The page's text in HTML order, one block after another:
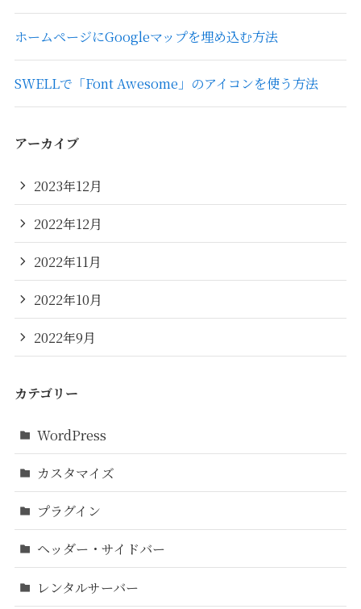
ホームページにGoogleマップを埋め込む方法
SWELLで「Font Awesome」のアイコンを使う方法
アーカイブ
2023年12月
2022年12月
2022年11月
2022年10月
2022年9月
カテゴリー
WordPress
カスタマイズ
プラグイン
ヘッダー・サイドバー
レンタルサーバー